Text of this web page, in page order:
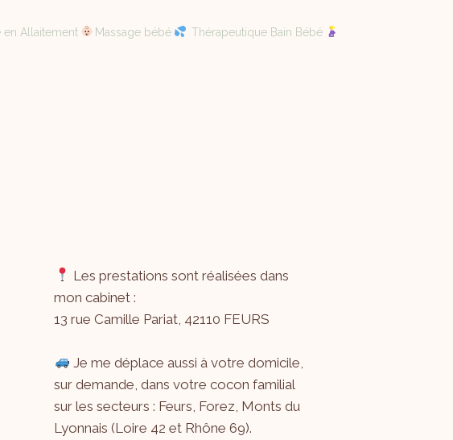
en Allaitement Massage bébé
Thérapeutique Bain Bébé
Les prestations sont réalisées dans
mon cabinet :
13 rue Camille Pariat, 42110 FEURS
Je me déplace aussi à votre domicile,
sur demande, dans votre cocon familial
sur les secteurs : Feurs, Forez, Monts du
Lyonnais (Loire 42 et Rhône 69).